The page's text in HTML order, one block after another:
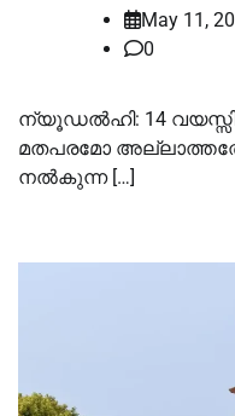
May 11,
0
ന്യൂഡൽഹി: 14
മതപരമോ
നൽകുന്ന […]